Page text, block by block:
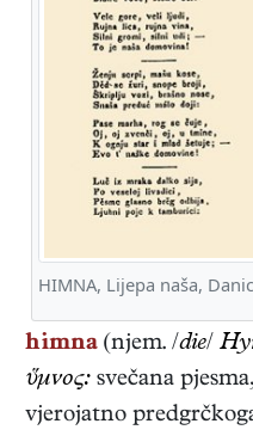
HIMNA, Lijepa naša,
himna (njem. /die/
ὕμνος: svečana
vjerojatno